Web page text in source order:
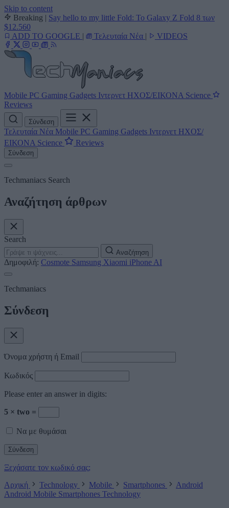
Skip to content
Breaking | Say hello to my little Fold: Το Galaxy Z Fold 8 των
$12.560
ADD TO GOOGLE | Τελευταία Νέα | VIDEOS
Mobile PC Gaming Gadgets Ιντερνετ ΗΧΟΣ/ΕΙΚΟΝΑ Science
Reviews
Σύνδεση
Τελευταία Νέα Mobile PC Gaming Gadgets Ιντερνετ ΗΧΟΣ/
ΕΙΚΟΝΑ Science Reviews
Σύνδεση
Techmaniacs Search
Αναζήτηση άρθρων
Search
Αναζήτηση
Δημοφιλή: Cosmote Samsung Xiaomi iPhone AI
Techmaniacs
Σύνδεση
Όνομα χρήστη ή Email
Κωδικός
Please enter an answer in digits:
5 × two =
Να με θυμάσαι
Ξεχάσατε τον κωδικό σας;
Αρχική
Technology Mobile Smartphones
Android
Android Mobile Smartphones Technology